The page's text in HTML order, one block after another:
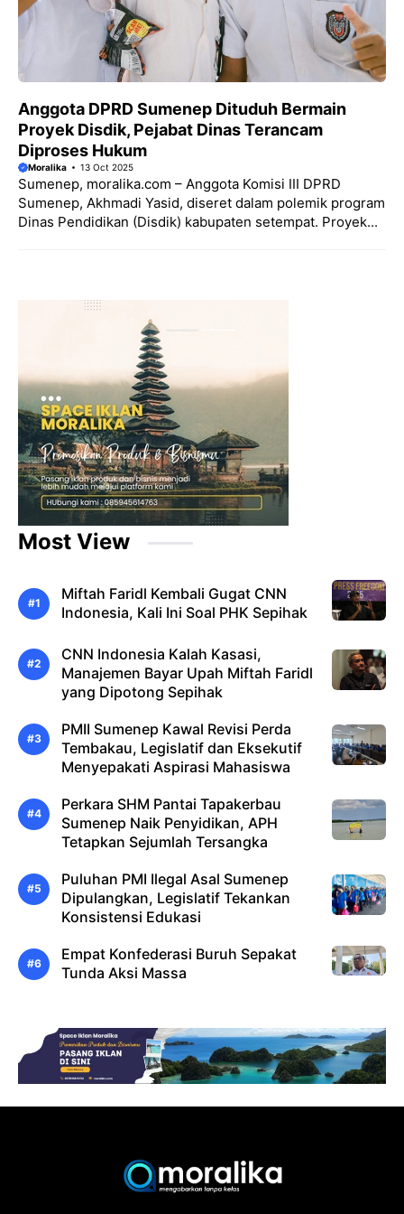
Anggota DPRD Sumenep Dituduh Bermain
Proyek Disdik, Pejabat Dinas Terancam
Diproses Hukum
Moralika 13 Oct 2025
Sumenep, moralika.com – Anggota Komisi III DPRD
Sumenep, Akhmadi Yasid, diseret dalam polemik program
Dinas Pendidikan (Disdik) kabupaten setempat. Proyek...
Most View
Miftah Faridl Kembali Gugat CNN
Indonesia, Kali Ini Soal PHK Sepihak
CNN Indonesia Kalah Kasasi,
Manajemen Bayar Upah Miftah Faridl
yang Dipotong Sepihak
PMII Sumenep Kawal Revisi Perda
Tembakau, Legislatif dan Eksekutif
Menyepakati Aspirasi Mahasiswa
Perkara SHM Pantai Tapakerbau
Sumenep Naik Penyidikan, APH
Tetapkan Sejumlah Tersangka
Puluhan PMI Ilegal Asal Sumenep
Dipulangkan, Legislatif Tekankan
Konsistensi Edukasi
Empat Konfederasi Buruh Sepakat
Tunda Aksi Massa